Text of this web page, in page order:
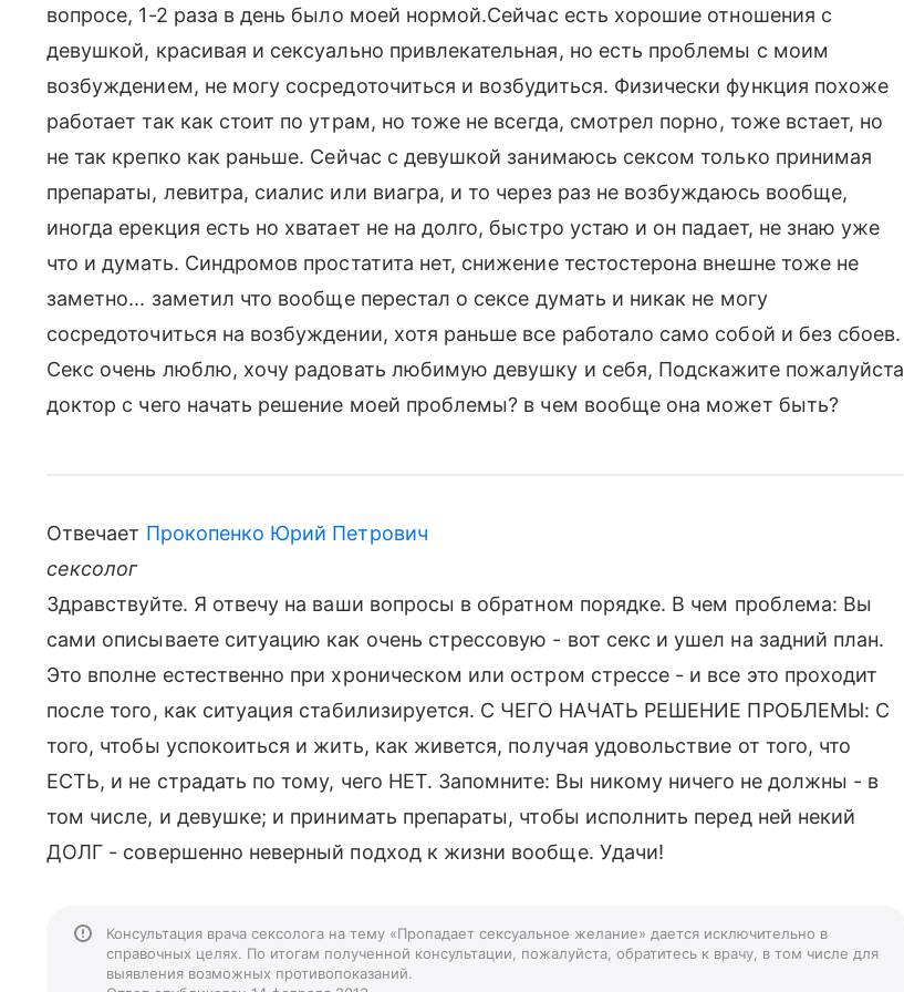
вопросе, 1-2 раза в день было моей нормой.Сейчас есть хорошие отношения с
девушкой, красивая и сексуально привлекательная, но есть проблемы с моим
возбуждением, не могу сосредоточиться и возбудиться. Физически функция похоже
работает так как стоит по утрам, но тоже не всегда, смотрел порно, тоже встает, но
не так крепко как раньше. Сейчас с девушкой занимаюсь сексом только принимая
препараты, левитра, сиалис или виагра, и то через раз не возбуждаюсь вообще,
иногда ерекция есть но хватает не на долго, быстро устаю и он падает, не знаю уже
что и думать. Синдромов простатита нет, снижение тестостерона внешне тоже не
заметно... заметил что вообще перестал о сексе думать и никак не могу
сосредоточиться на возбуждении, хотя раньше все работало само собой и без сбоев.
Секс очень люблю, хочу радовать любимую девушку и себя, Подскажите пожалуйста
доктор с чего начать решение моей проблемы? в чем вообще она может быть?
Отвечает Прокопенко Юрий Петрович
сексолог
Здравствуйте. Я отвечу на ваши вопросы в обратном порядке. В чем проблема: Вы
сами описываете ситуацию как очень стрессовую - вот секс и ушел на задний план.
Это вполне естественно при хроническом или остром стрессе - и все это проходит
после того, как ситуация стабилизируется. С ЧЕГО НАЧАТЬ РЕШЕНИЕ ПРОБЛЕМЫ: С
того, чтобы успокоиться и жить, как живется, получая удовольствие от того, что
ЕСТЬ, и не страдать по тому, чего НЕТ. Запомните: Вы никому ничего не должны - в
том числе, и девушке; и принимать препараты, чтобы исполнить перед ней некий
ДОЛГ - совершенно неверный подход к жизни вообще. Удачи!
Консультация врача сексолога на тему «Пропадает сексуальное желание» дается исключительно в
справочных целях. По итогам полученной консультации, пожалуйста, обратитесь к врачу, в том числе для
выявления возможных противопоказаний.